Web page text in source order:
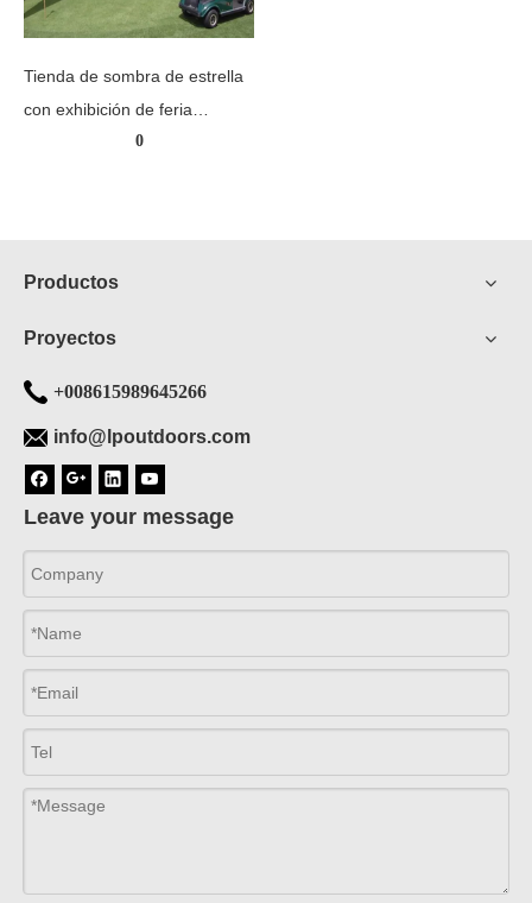
Tienda de sombra de estrella
con exhibición de feria
comercial publicitaria impresa
0
Productos
Proyectos
+008615989645266
info@lpoutdoors.com
Leave your message